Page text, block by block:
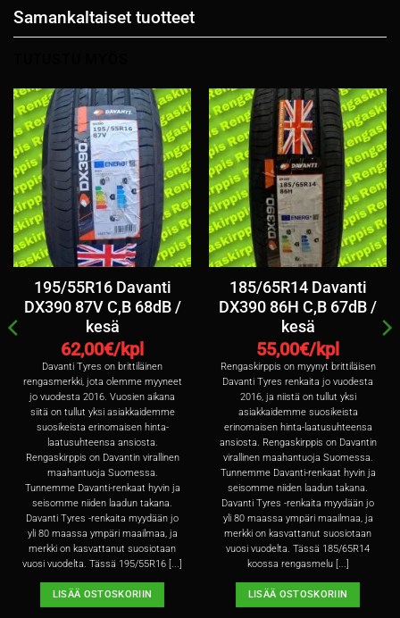
Samankaltaiset tuotteet
195/55R16 Davanti
DX390 87V C,B 68dB /
kesä
62,00€/kpl
Davanti Tyres on brittiläinen
rengasmerkki, jota olemme myyneet
jo vuodesta 2016. Vuosien aikana
siitä on tullut yksi asiakkaidemme
suosikeista erinomaisen hinta-
laatusuhteensa ansiosta.
Rengaskirppis on Davantin virallinen
maahantuoja Suomessa.
Tunnemme Davanti-renkaat hyvin ja
seisomme niiden laadun takana.
Davanti Tyres -renkaita myydään jo
yli 80 maassa ympäri maailmaa, ja
merkki on kasvattanut suosiotaan
vuosi vuodelta. Tässä 195/55R16 [...]
LISÄÄ OSTOSKORIIN
185/65R14 Davanti
DX390 86H C,B 67dB /
kesä
55,00€/kpl
Rengaskirppis on myynyt brittiläisen
Davanti Tyres renkaita jo vuodesta
2016, ja niistä on tullut yksi
asiakkaidemme suosikeista
erinomaisen hinta-laatusuhteensa
ansiosta. Rengaskirppis on Davantin
virallinen maahantuoja Suomessa.
Tunnemme Davanti-renkaat hyvin ja
seisomme niiden laadun takana.
Davanti Tyres -renkaita myydään jo
yli 80 maassa ympäri maailmaa, ja
merkki on kasvattanut suosiotaan
vuosi vuodelta. Tässä 185/65R14
koossa rengasmelu [...]
LISÄÄ OSTOSKORIIN